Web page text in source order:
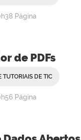
Página
de PDFs
TUTORIAIS DE TIC
Página